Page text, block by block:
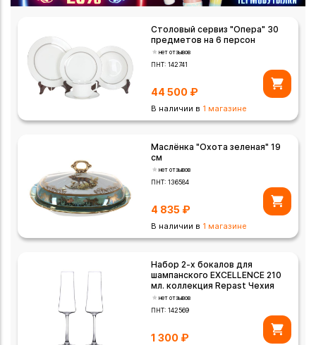
Столовый сервиз "Опера" 30
предметов на 6 персон
нет отзывов
ПНТ:142741
44 500 ₽
В наличии в 1 магазине
Маслёнка "Охота зеленая" 19
см
нет отзывов
ПНТ:136584
4 835 ₽
В наличии в 1 магазине
Набор 2-х бокалов для
шампанского EXCELLENCE 210
мл. коллекция Repast Чехия
нет отзывов
ПНТ:142569
1 300 ₽